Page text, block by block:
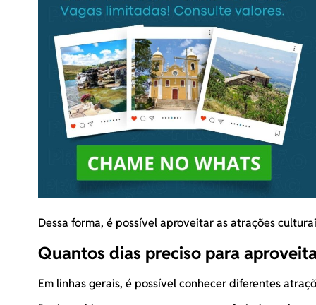
Dessa forma, é possível aproveitar as atrações
Quantos dias preciso para
Em linhas gerais, é possível conhecer diferentes